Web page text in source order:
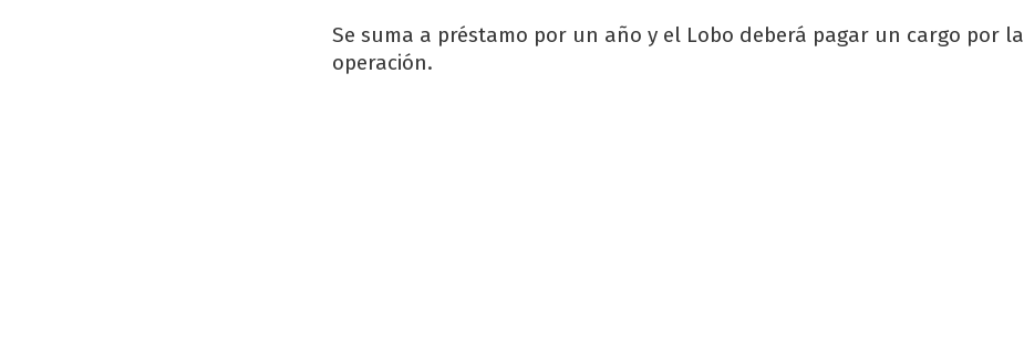
Se suma a préstamo por un año y el Lobo deberá pagar un cargo por la
operación.